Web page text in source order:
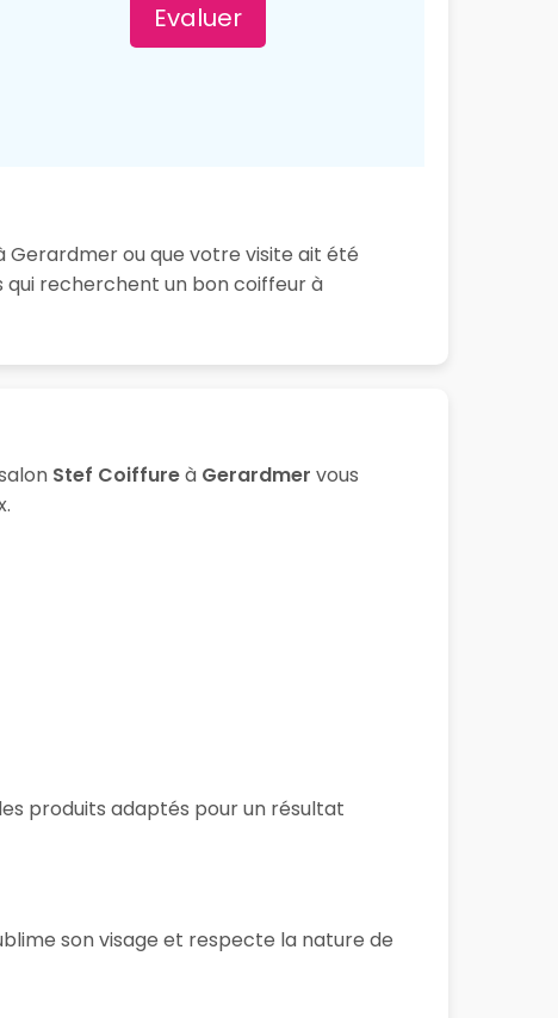
Evaluer
Gerardmer ou que votre visite ait été
recherchent un bon coiffeur à
Stef Coiffureà Gerardmer vous
produits adaptés pour un résultat
son visage et respecte la nature de